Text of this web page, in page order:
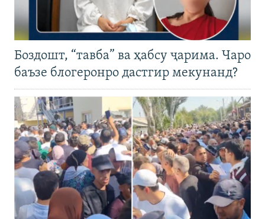
Боздошт, “тавба” ва ҳабсу ҷарима. Чаро
баъзе блогеронро дастгир мекунанд?